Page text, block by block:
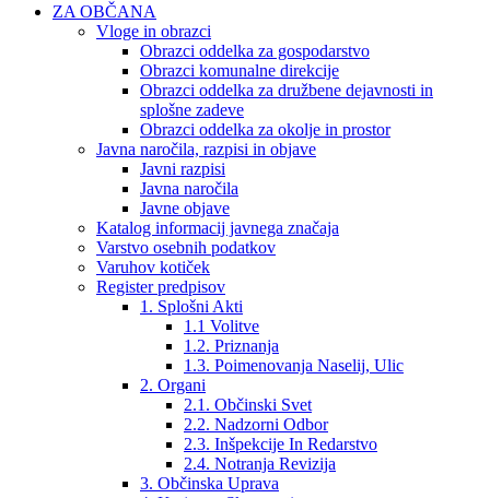
ZA OBČANA
Vloge in obrazci
Obrazci oddelka za gospodarstvo
Obrazci komunalne direkcije
Obrazci oddelka za družbene dejavnosti in
splošne zadeve
Obrazci oddelka za okolje in prostor
Javna naročila, razpisi in objave
Javni razpisi
Javna naročila
Javne objave
Katalog informacij javnega značaja
Varstvo osebnih podatkov
Varuhov kotiček
Register predpisov
1. Splošni Akti
1.1 Volitve
1.2. Priznanja
1.3. Poimenovanja Naselij, Ulic
2. Organi
2.1. Občinski Svet
2.2. Nadzorni Odbor
2.3. Inšpekcije In Redarstvo
2.4. Notranja Revizija
3. Občinska Uprava